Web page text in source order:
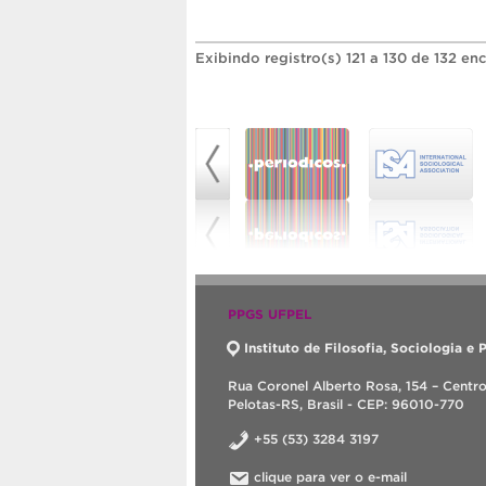
Exibindo registro(s) 121 a 130 de 132
PPGS UFPEL
Instituto de Filosofia, Sociologia e
Rua Coronel Alberto Rosa, 154 – Centro
Pelotas-RS, Brasil - CEP: 96010-770
+55 (53) 3284 3197
clique para ver o e-mail